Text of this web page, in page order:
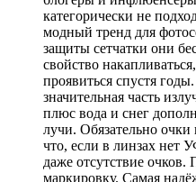
категорически не
модный тренд для
защиты сетчатки они
свойство
проявиться спустя
значительная часть
плюс вода и снег
лучи. Обязательно
что, если в линзах нет
даже отсутствие очков.
маркировку. Самая